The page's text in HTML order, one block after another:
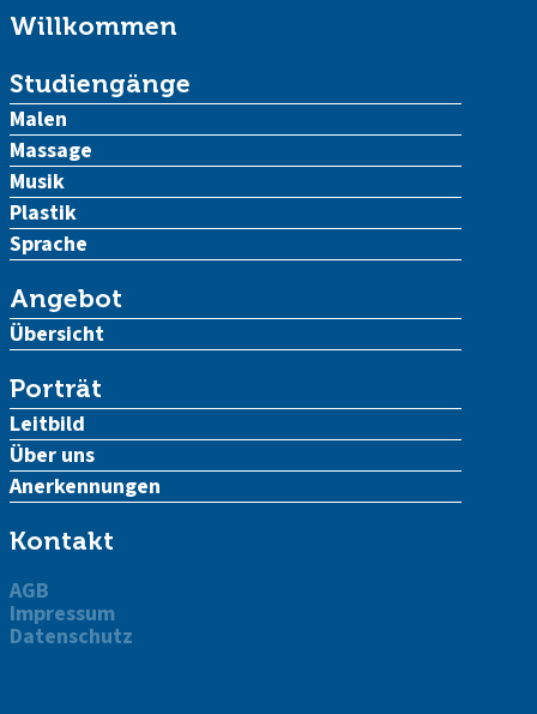
Willkommen
Studiengänge
Malen
Massage
Musik
Plastik
Sprache
Angebot
Übersicht
Porträt
Leitbild
Über uns
Anerkennungen
Kontakt
AGB
Impressum
Datenschutz